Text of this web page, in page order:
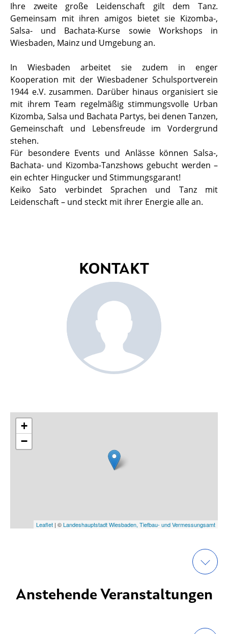
Ihre zweite große Leidenschaft gilt dem Tanz.
Gemeinsam mit ihren amigos bietet sie Kizomba-,
Salsa- und Bachata-Kurse sowie Workshops in
Wiesbaden, Mainz und Umgebung an.
In Wiesbaden arbeitet sie zudem in enger
Kooperation mit der Wiesbadener Schulsportverein
1944 e.V. zusammen. Darüber hinaus organisiert sie
mit ihrem Team regelmäßig stimmungsvolle Urban
Kizomba, Salsa und Bachata Partys, bei denen Tanzen,
Gemeinschaft und Lebensfreude im Vordergrund
stehen.
Für besondere Events und Anlässe können Salsa-,
Bachata- und Kizomba-Tanzshows gebucht werden –
ein echter Hingucker und Stimmungsgarant!
Keiko Sato verbindet Sprachen und Tanz mit
Leidenschaft – und steckt mit ihrer Energie alle an.
KONTAKT
+
−
Leaflet | ©Landeshauptstadt Wiesbaden, Tiefbau- und Vermessungsamt
Anstehende Veranstaltungen